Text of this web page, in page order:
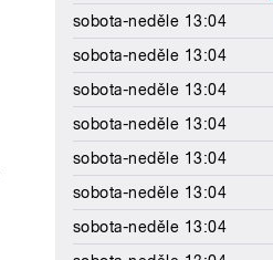
sobota-neděle 13:04
sobota-neděle 13:04
sobota-neděle 13:04
sobota-neděle 13:04
sobota-neděle 13:04
sobota-neděle 13:04
sobota-neděle 13:04